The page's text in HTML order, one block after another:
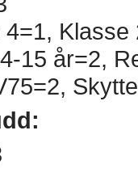
15 år=2,